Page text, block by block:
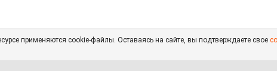
применяются cookie-файлы. Оставаясь на сайте, вы подтверждаете свое